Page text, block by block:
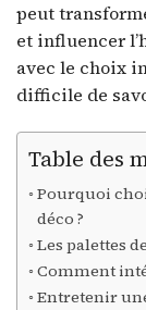
peut
et influencer
avec le choix
difficile de
Table des
Pourquoi
déco ?
Les palettes
Comment
Entretenir